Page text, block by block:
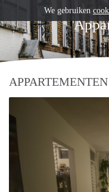
APPARTEMENTEN
We gebruiken